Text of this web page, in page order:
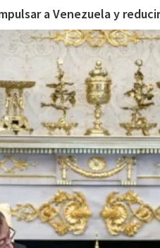
a Venezuela y